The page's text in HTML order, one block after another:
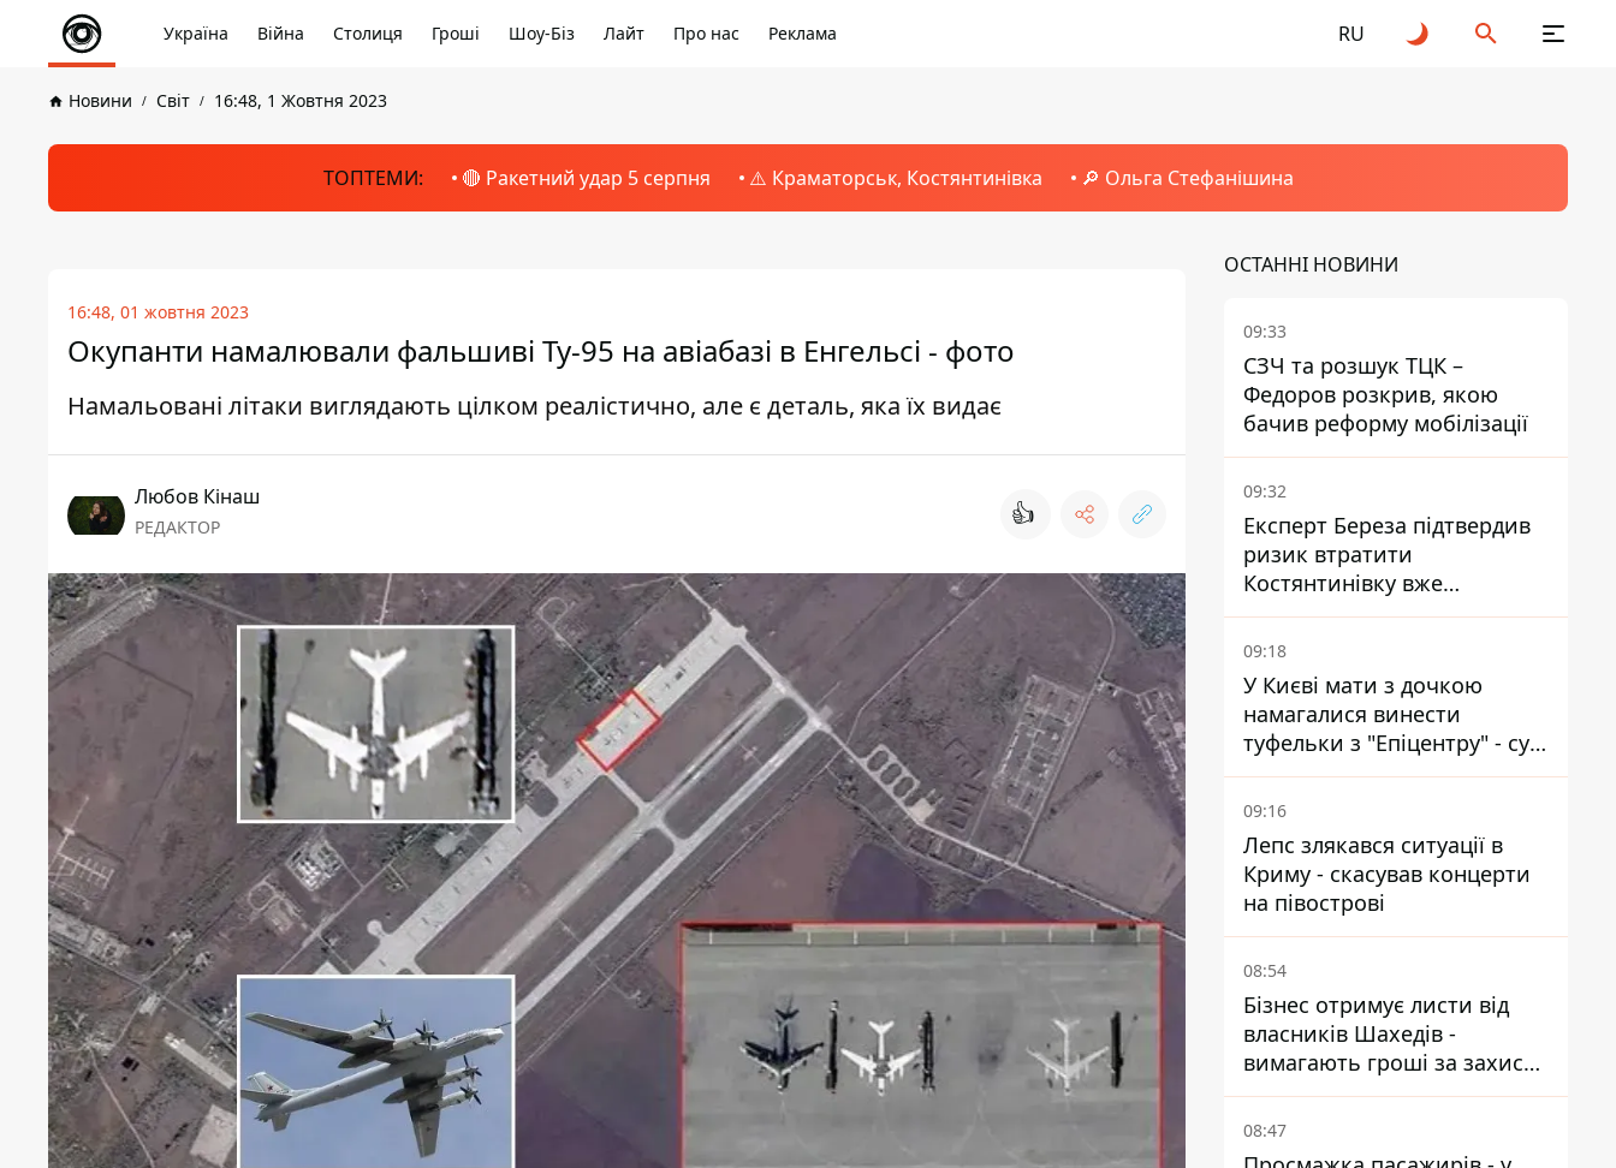
Україна Війна Столиця Гроші Шоу-Біз Лайт Про нас Реклама RU
Новини Світ 16:48, 1 Жовтня 2023
ТОПТЕМИ: 🔴 Ракетний удар 5 серпня ⚠️ Краматорськ, Костянтинівка 🔎 Ольга Стефанішина
16:48, 01 жовтня 2023
Окупанти намалювали фальшиві Ту-95 на авіабазі в Енгельсі - фото
Намальовані літаки виглядають цілком реалістично, але є деталь, яка їх видає
Любов Кінаш
РЕДАКТОР 👍
ОСТАННІ НОВИНИ
09:33
СЗЧ та розшук ТЦК –
Федоров розкрив, якою
бачив реформу мобілізації
09:32
Експерт Береза підтвердив
ризик втратити
Костянтинівку вже
найближчими місяцями
09:18
У Києві мати з дочкою
намагалися винести
туфельки з "Епіцентру" - суд
виніс вирок
09:16
Лепс злякався ситуації в
Криму - скасував концерти
на півострові
08:54
Бізнес отримує листи від
власників Шахедів -
вимагають гроші за захист
від атак
08:47